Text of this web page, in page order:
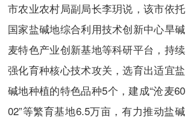
市农业农村局副局长李玥说，该市依托
国家盐碱地综合利用技术创新中心旱碱
麦特色产业创新基地等科研平台，持续
强化育种核心技术攻关，选育出适宜盐
碱地种植的特色品种5个，建成“沧麦60
02”等繁育基地6.5万亩，有力推动盐碱